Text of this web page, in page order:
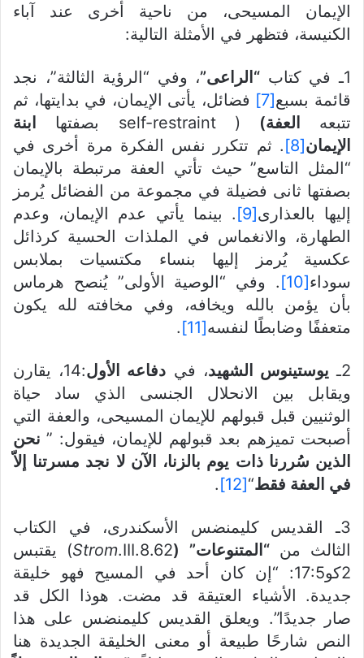
الإيمان المسيحى، من ناحية أخرى عند آباء
الكنيسة، فتظهر في الأمثلة التالية:
1ـ في كتاب “الراعى”، وفي “الرؤية الثالثة”، نجد
قائمة بسبع[7]
فضائل، يأتى الإيمان، في بدايتها، ثم
تتبعه
العفة) ( self-restraint بصفتها
ابنة
الإيمان[8]
. ثم تتكرر نفس الفكرة مرة أخرى في
“المثل التاسع” حيث تأتي العفة مرتبطة بالإيمان
بصفتها ثانى فضيلة في مجموعة من الفضائل يُرمز
إليها بالعذارى[9]
. بينما يأتي عدم الإيمان، وعدم
الطهارة، والانغماس في الملذات الحسية كرذائل
عكسية يُرمز إليها بنساء مكتسيات بملابس
سوداء[10]
. وفي “الوصية الأولى” يُنصح هرماس
بأن يؤمن بالله ويخافه، وفي مخافته لله يكون
متعففًا وضابطًا لنفسه[11]
.
2ـ يوستينوس الشهيد، في دفاعه الأول
:14، يقارن
ويقابل بين الانحلال الجنسى الذي ساد حياة
الوثنيين قبل قبولهم للإيمان المسيحى، والعفة التي
أصبحت تميزهم بعد قبولهم للإيمان، فيقول: ” نحن
الذين سُررنا ذات يوم بالزنا، الآن لا نجد مسرتنا إلاّ
في العفة فقط“
[12]
.
3ـ القديس كليمنضس الأسكندرى، في الكتاب
الثالث من “المتنوعات” (
Strom.III.8.62) يقتبس
2كو17:5: “إن كان أحد في المسيح فهو خليقة
جديدة. الأشياء العتيقة قد مضت. هوذا الكل قد
صار جديدًا”. ويعلق القديس كليمنضس على هذا
النص شارحًا طبيعة أو معنى الخليقة الجديدة هنا